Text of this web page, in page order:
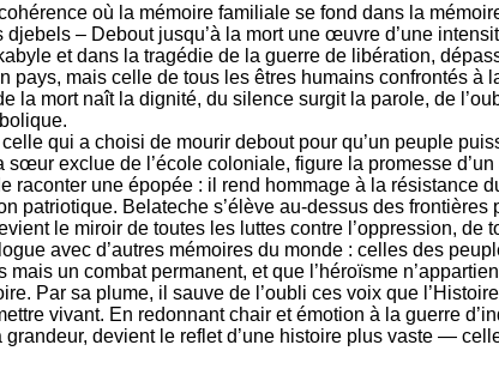
où la mémoire familiale se fond dans la
djebels – Debout jusqu’à la mort une œuvre d’une
et dans la tragédie de la guerre de libération,
pays, mais celle de tous les êtres humains confrontés
la mort naît la dignité, du silence surgit la parole, de
qui a choisi de mourir debout pour qu’un peuple
sœur exclue de l’école coloniale, figure la promesse
raconter une épopée : il rend hommage à la
patriotique. Belateche s’élève au-dessus des
le miroir de toutes les luttes contre l’oppression, de
avec d’autres mémoires du monde : celles des
mais un combat permanent, et que l’héroïsme
Par sa plume, il sauve de l’oubli ces voix que
vivant. En redonnant chair et émotion à la guerre
devient le reflet d’une histoire plus vaste —